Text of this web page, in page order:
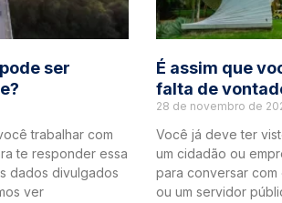
ser
trabalhar com
te responder essa
dados divulgados
ver
É assim que
falta de
28 de novembro de
Você já deve ter
um cidadão ou
para conversar
ou um servidor